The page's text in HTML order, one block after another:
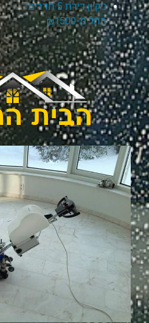
ניקיון דירת 5 חדרים
החל מ-₪1500